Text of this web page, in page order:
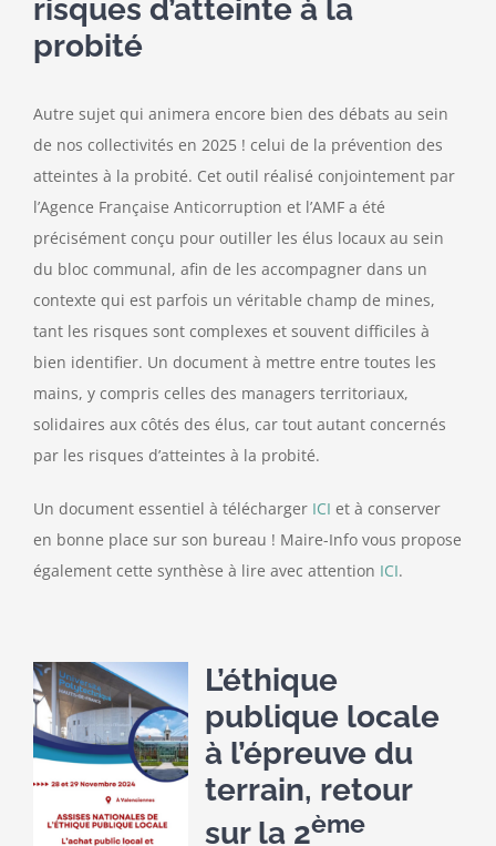
risques d’atteinte à la
probité
Autre sujet qui animera encore bien des débats au sein
de nos collectivités en 2025 ! celui de la prévention des
atteintes à la probité. Cet outil réalisé conjointement par
l’Agence Française Anticorruption et l’AMF a été
précisément conçu pour outiller les élus locaux au sein
du bloc communal, afin de les accompagner dans un
contexte qui est parfois un véritable champ de mines,
tant les risques sont complexes et souvent difficiles à
bien identifier. Un document à mettre entre toutes les
mains, y compris celles des managers territoriaux,
solidaires aux côtés des élus, car tout autant concernés
par les risques d’atteintes à la probité.
Un document essentiel à télécharger ICI et à conserver
en bonne place sur son bureau ! Maire-Info vous propose
également cette synthèse à lire avec attention ICI.
L’éthique
publique locale
à l’épreuve du
terrain, retour
sur la 2ème